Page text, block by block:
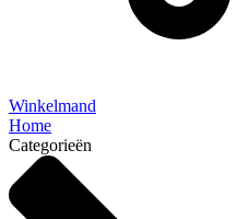
Winkelmand
Home
Categorieën